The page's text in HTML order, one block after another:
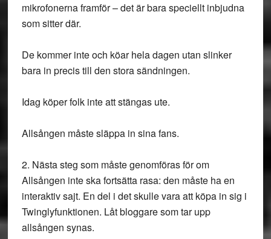
mikrofonerna framför – det är bara speciellt inbjudna
som sitter där.
De kommer inte och köar hela dagen utan slinker
bara in precis till den stora sändningen.
Idag köper folk inte att stängas ute.
Allsången måste släppa in sina fans.
2. Nästa steg som måste genomföras för om
Allsången inte ska fortsätta rasa: den måste ha en
interaktiv sajt. En del i det skulle vara att köpa in sig i
Twinglyfunktionen. Låt bloggare som tar upp
allsången synas.